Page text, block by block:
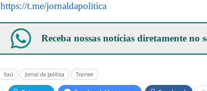
https://t.me/jornaldapolitica
Receba nossas notícias diretamente no
Itaú Jornal da política Trainee